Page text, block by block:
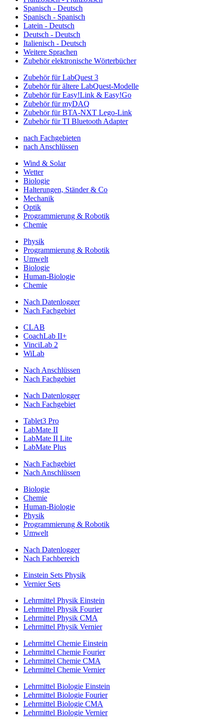
Spanisch - Deutsch
Spanisch - Spanisch
Latein - Deutsch
Deutsch - Deutsch
Italienisch - Deutsch
Weitere Sprachen
Zubehör elektronische Wörterbücher
Zubehör für LabQuest 3
Zubehör für ältere LabQuest-Modelle
Zubehör für Easy!Link & Easy!Go
Zubehör für myDAQ
Zubehör für BTA-NXT Lego-Link
Zubehör für TI Bluetooth Adapter
nach Fachgebieten
nach Anschlüssen
Wind & Solar
Wetter
Biologie
Halterungen, Ständer & Co
Mechanik
Optik
Programmierung & Robotik
Chemie
Physik
Programmierung & Robotik
Umwelt
Biologie
Human-Biologie
Chemie
Nach Datenlogger
Nach Fachgebiet
CLAB
CoachLab II+
VinciLab 2
WiLab
Nach Anschlüssen
Nach Fachgebiet
Nach Datenlogger
Nach Fachgebiet
Tablet3 Pro
LabMate II
LabMate II Lite
LabMate Plus
Nach Fachgebiet
Nach Anschlüssen
Biologie
Chemie
Human-Biologie
Physik
Programmierung & Robotik
Umwelt
Nach Datenlogger
Nach Fachbereich
Einstein Sets Physik
Vernier Sets
Lehrmittel Physik Einstein
Lehrmittel Physik Fourier
Lehrmittel Physik CMA
Lehrmittel Physik Vernier
Lehrmittel Chemie Einstein
Lehrmittel Chemie Fourier
Lehrmittel Chemie CMA
Lehrmittel Chemie Vernier
Lehrmittel Biologie Einstein
Lehrmittel Biologie Fourier
Lehrmittel Biologie CMA
Lehrmittel Biologie Vernier